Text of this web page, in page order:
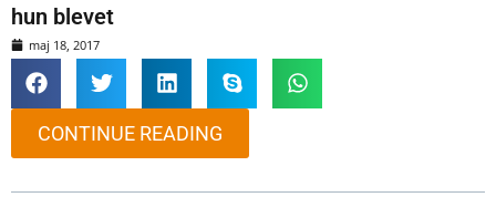
hun blevet
maj 18, 2017
CONTINUE READING